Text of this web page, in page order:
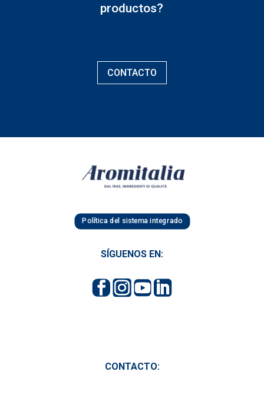
productos?
CONTACTO
Política del sistema integrado
SÍGUENOS EN:
CONTACTO: